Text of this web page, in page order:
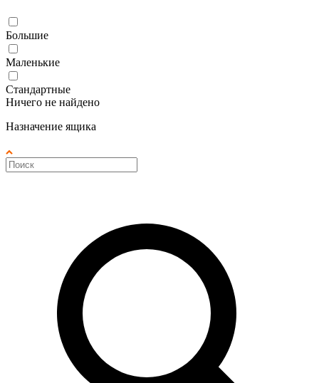
Большие
Маленькие
Стандартные
Ничего не найдено
Назначение ящика